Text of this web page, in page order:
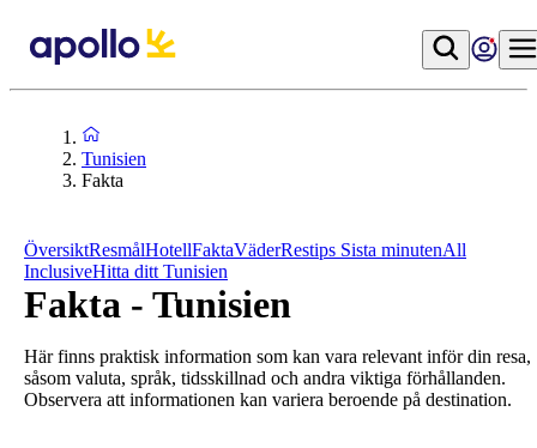
Tunisien
Fakta
ÖversiktResmålHotellFaktaVäderRestips Sista minutenAll
InclusiveHitta ditt Tunisien
Fakta - Tunisien
Här finns praktisk information som kan vara relevant inför din resa,
såsom valuta, språk, tidsskillnad och andra viktiga förhållanden.
Observera att informationen kan variera beroende på destination.